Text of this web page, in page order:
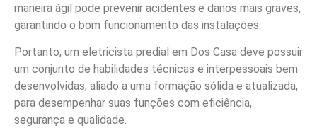
maneira ágil pode prevenir acidentes e danos mais graves,
garantindo o bom funcionamento das instalações.
Portanto, um eletricista predial em Dos Casa deve possuir
um conjunto de habilidades técnicas e interpessoais bem
desenvolvidas, aliado a uma formação sólida e atualizada,
para desempenhar suas funções com eficiência,
segurança e qualidade.